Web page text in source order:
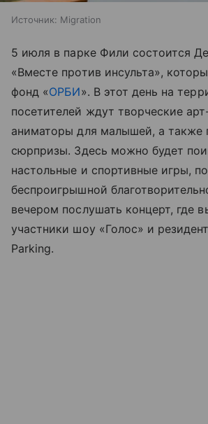
Источник: Migration
5 июля в парке Фили состоится
«Вместе против инсульта»,
фонд «ОРБИ». В этот день на
посетителей ждут творческие
аниматоры для малышей, а также
сюрпризы. Здесь можно будет
настольные и спортивные игры,
беспроигрышной
вечером послушать концерт, где
участники шоу «Голос» и
Parking.